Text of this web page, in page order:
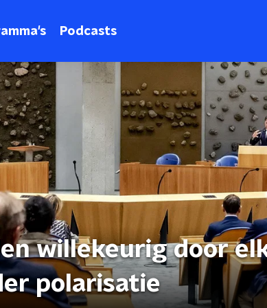
Podcasts
willekeurig door
polarisatie